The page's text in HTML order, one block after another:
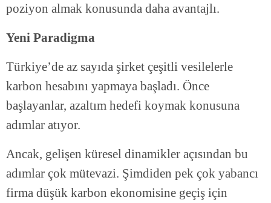
poziyon almak konusunda daha avantajlı.
Yeni Paradigma
Türkiye’de az sayıda şirket çeşitli vesilelerle
karbon hesabını yapmaya başladı. Önce
başlayanlar, azaltım hedefi koymak konusuna
adımlar atıyor.
Ancak, gelişen küresel dinamikler açısından bu
adımlar çok mütevazi. Şimdiden pek çok yabancı
firma düşük karbon ekonomisine geçiş için